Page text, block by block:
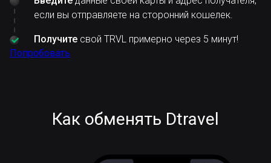
если вы отправляете на сторонний кошелек.
Получите свой TRVL примерно через 5 минут!
Попробовать
Как обменять Dtravel